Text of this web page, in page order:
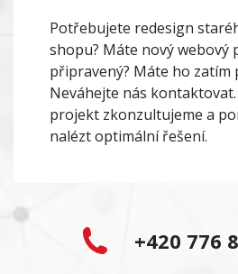
Potřebujete redesign
shopu? Máte nový webový
připravený? Máte ho zatím
Neváhejte nás kontaktovat.
projekt zkonzultujeme a
nalézt optimální řešení.
+420 776